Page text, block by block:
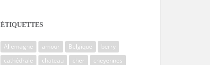
ÉTIQUETTES
Allemagne amour Belgique
berry
cathédrale
chateau cher
cheyennes